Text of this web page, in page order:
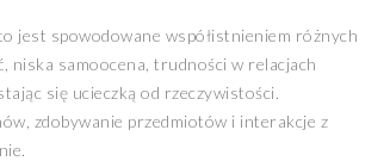
jest spowodowane współistnieniem różnych
niska samoocena, trudności w relacjach
się ucieczką od rzeczywistości.
zdobywanie przedmiotów i interakcje z